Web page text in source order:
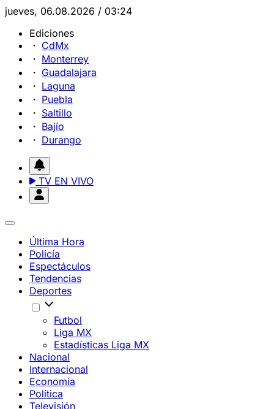
jueves, 06.08.2026 / 03:24
Ediciones
CdMx
Monterrey
Guadalajara
Laguna
Puebla
Saltillo
Bajío
Durango
TV EN VIVO
Última Hora
Policía
Espectáculos
Tendencias
Deportes
Futbol
Liga MX
Estadísticas Liga MX
Nacional
Internacional
Economía
Política
Televisión